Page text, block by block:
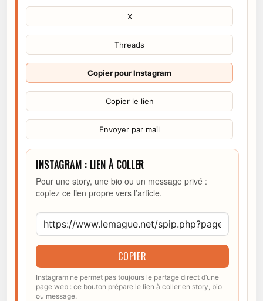
X
Threads
Copier pour Instagram
Copier le lien
Envoyer par mail
INSTAGRAM : LIEN À COLLER
Pour une story, une bio ou un message privé :
copiez ce lien propre vers l’article.
COPIER
Instagram ne permet pas toujours le partage direct d’une
page web : ce bouton prépare le lien à coller en story, bio
ou message.